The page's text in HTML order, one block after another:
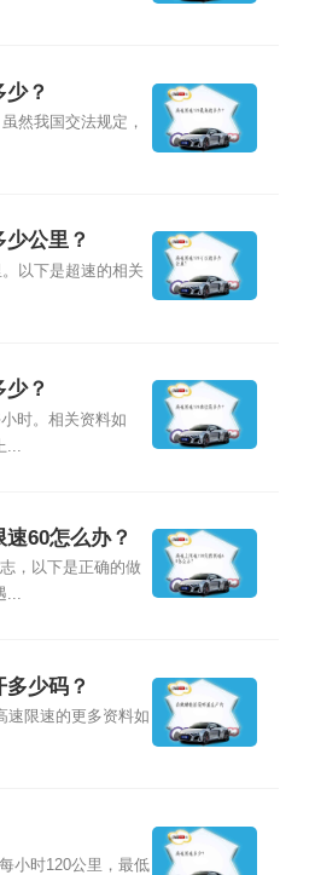
？
然我国交法规定，
公里？
以下是超速的相关
？
时。相关资料如
60怎么办？
，以下是正确的做
...
少码？
速限速的更多资料如
小时120公里，最低